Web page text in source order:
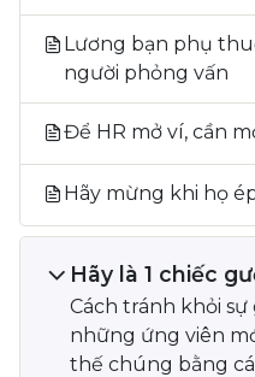
Lương bạn phụ
người phỏng vấn
Để HR mở ví, cần
Hãy mừng khi họ
Hãy là 1 chiếc
Cách tránh khỏi
những ứng viên
thế chúng bằng